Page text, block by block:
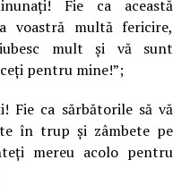
Fie ca această
voastră multă fericire,
mult și vă sunt
pentru mine!”;
Fie ca sărbătorile să vă
în trup și zâmbete pe
mereu acolo pentru